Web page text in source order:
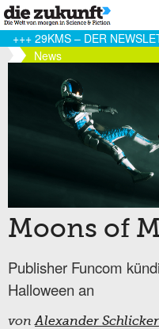
+++ 29KMS – DER
News
Moons of
Publisher Funcom
Halloween an
vonAlexander Schlicker